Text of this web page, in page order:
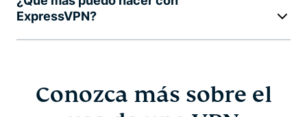
ExpressVPN?
Conozca más sobre el